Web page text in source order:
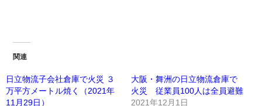
関連
日立物流子会社倉庫で火災 ３
万平方メートル焼く（2021年
11月29日）
大阪・舞洲の日立物流倉庫で
火災 従業員100人は全員避難
2021年12月1日